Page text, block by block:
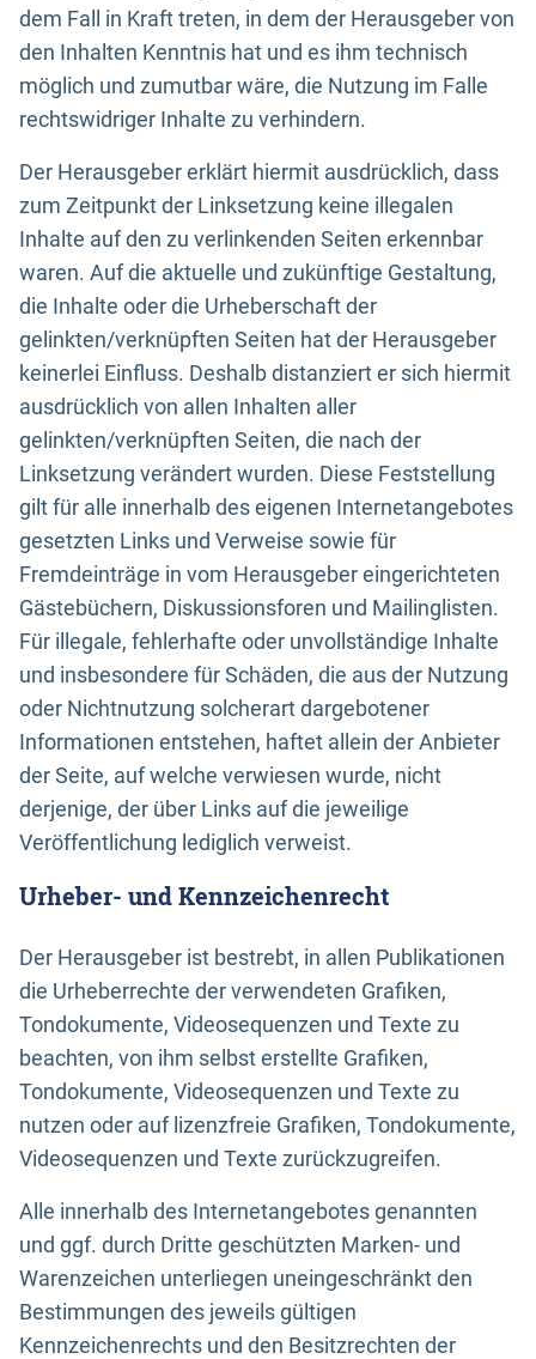
dem Fall in Kraft treten, in dem der Herausgeber von
den Inhalten Kenntnis hat und es ihm technisch
möglich und zumutbar wäre, die Nutzung im Falle
rechtswidriger Inhalte zu verhindern.
Der Herausgeber erklärt hiermit ausdrücklich, dass
zum Zeitpunkt der Linksetzung keine illegalen
Inhalte auf den zu verlinkenden Seiten erkennbar
waren. Auf die aktuelle und zukünftige Gestaltung,
die Inhalte oder die Urheberschaft der
gelinkten/verknüpften Seiten hat der Herausgeber
keinerlei Einfluss. Deshalb distanziert er sich hiermit
ausdrücklich von allen Inhalten aller
gelinkten/verknüpften Seiten, die nach der
Linksetzung verändert wurden. Diese Feststellung
gilt für alle innerhalb des eigenen Internetangebotes
gesetzten Links und Verweise sowie für
Fremdeinträge in vom Herausgeber eingerichteten
Gästebüchern, Diskussionsforen und Mailinglisten.
Für illegale, fehlerhafte oder unvollständige Inhalte
und insbesondere für Schäden, die aus der Nutzung
oder Nichtnutzung solcherart dargebotener
Informationen entstehen, haftet allein der Anbieter
der Seite, auf welche verwiesen wurde, nicht
derjenige, der über Links auf die jeweilige
Veröffentlichung lediglich verweist.
Urheber- und Kennzeichenrecht
Der Herausgeber ist bestrebt, in allen Publikationen
die Urheberrechte der verwendeten Grafiken,
Tondokumente, Videosequenzen und Texte zu
beachten, von ihm selbst erstellte Grafiken,
Tondokumente, Videosequenzen und Texte zu
nutzen oder auf lizenzfreie Grafiken, Tondokumente,
Videosequenzen und Texte zurückzugreifen.
Alle innerhalb des Internetangebotes genannten
und ggf. durch Dritte geschützten Marken- und
Warenzeichen unterliegen uneingeschränkt den
Bestimmungen des jeweils gültigen
Kennzeichenrechts und den Besitzrechten der